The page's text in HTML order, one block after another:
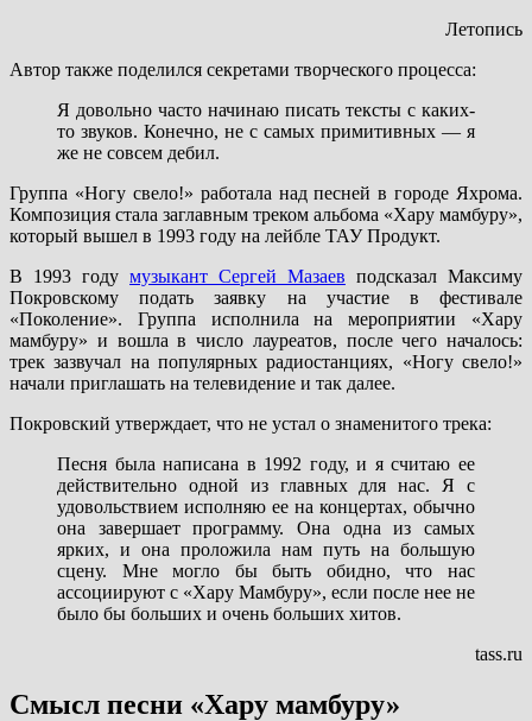
Летопись
Автор также поделился секретами творческого процесса:
Я довольно часто начинаю писать тексты с каких-
то звуков. Конечно, не с самых примитивных — я
же не совсем дебил.
Группа «Ногу свело!» работала над песней в городе Яхрома.
Композиция стала заглавным треком альбома «Хару мамбуру»,
который вышел в 1993 году на лейбле ТАУ Продукт.
В 1993 году музыкант Сергей Мазаев подсказал Максиму
Покровскому подать заявку на участие в фестивале
«Поколение». Группа исполнила на мероприятии «Хару
мамбуру» и вошла в число лауреатов, после чего началось:
трек зазвучал на популярных радиостанциях, «Ногу свело!»
начали приглашать на телевидение и так далее.
Покровский утверждает, что не устал о знаменитого трека:
Песня была написана в 1992 году, и я считаю ее
действительно одной из главных для нас. Я с
удовольствием исполняю ее на концертах, обычно
она завершает программу. Она одна из самых
ярких, и она проложила нам путь на большую
сцену. Мне могло бы быть обидно, что нас
ассоциируют с «Хару Мамбуру», если после нее не
было бы больших и очень больших хитов.
tass.ru
Смысл песни «Хару мамбуру»